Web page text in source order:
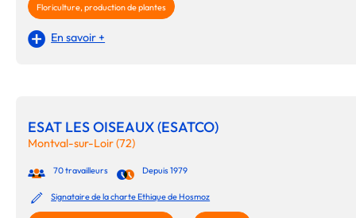
Floriculture, production de plantes
En savoir +
ESAT LES OISEAUX (ESATCO)
Montval-sur-Loir (72)
70 travailleurs Depuis 1979
Signataire de la charte Ethique de Hosmoz